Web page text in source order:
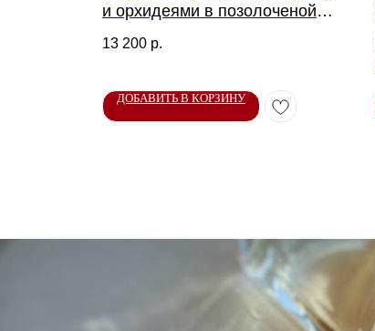
и орхидеями в позолоченой
13 200 р.
ДОБАВИТЬ В КОРЗИНУ